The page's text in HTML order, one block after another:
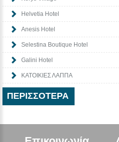
Helvetia Hotel
Anesis Hotel
Selestina Boutique Hotel
Galini Hotel
ΚΑΤΟΙΚΙΕΣ ΛΑΠΠΑ
ΠΕΡΙΣΣΌΤΕΡΑ